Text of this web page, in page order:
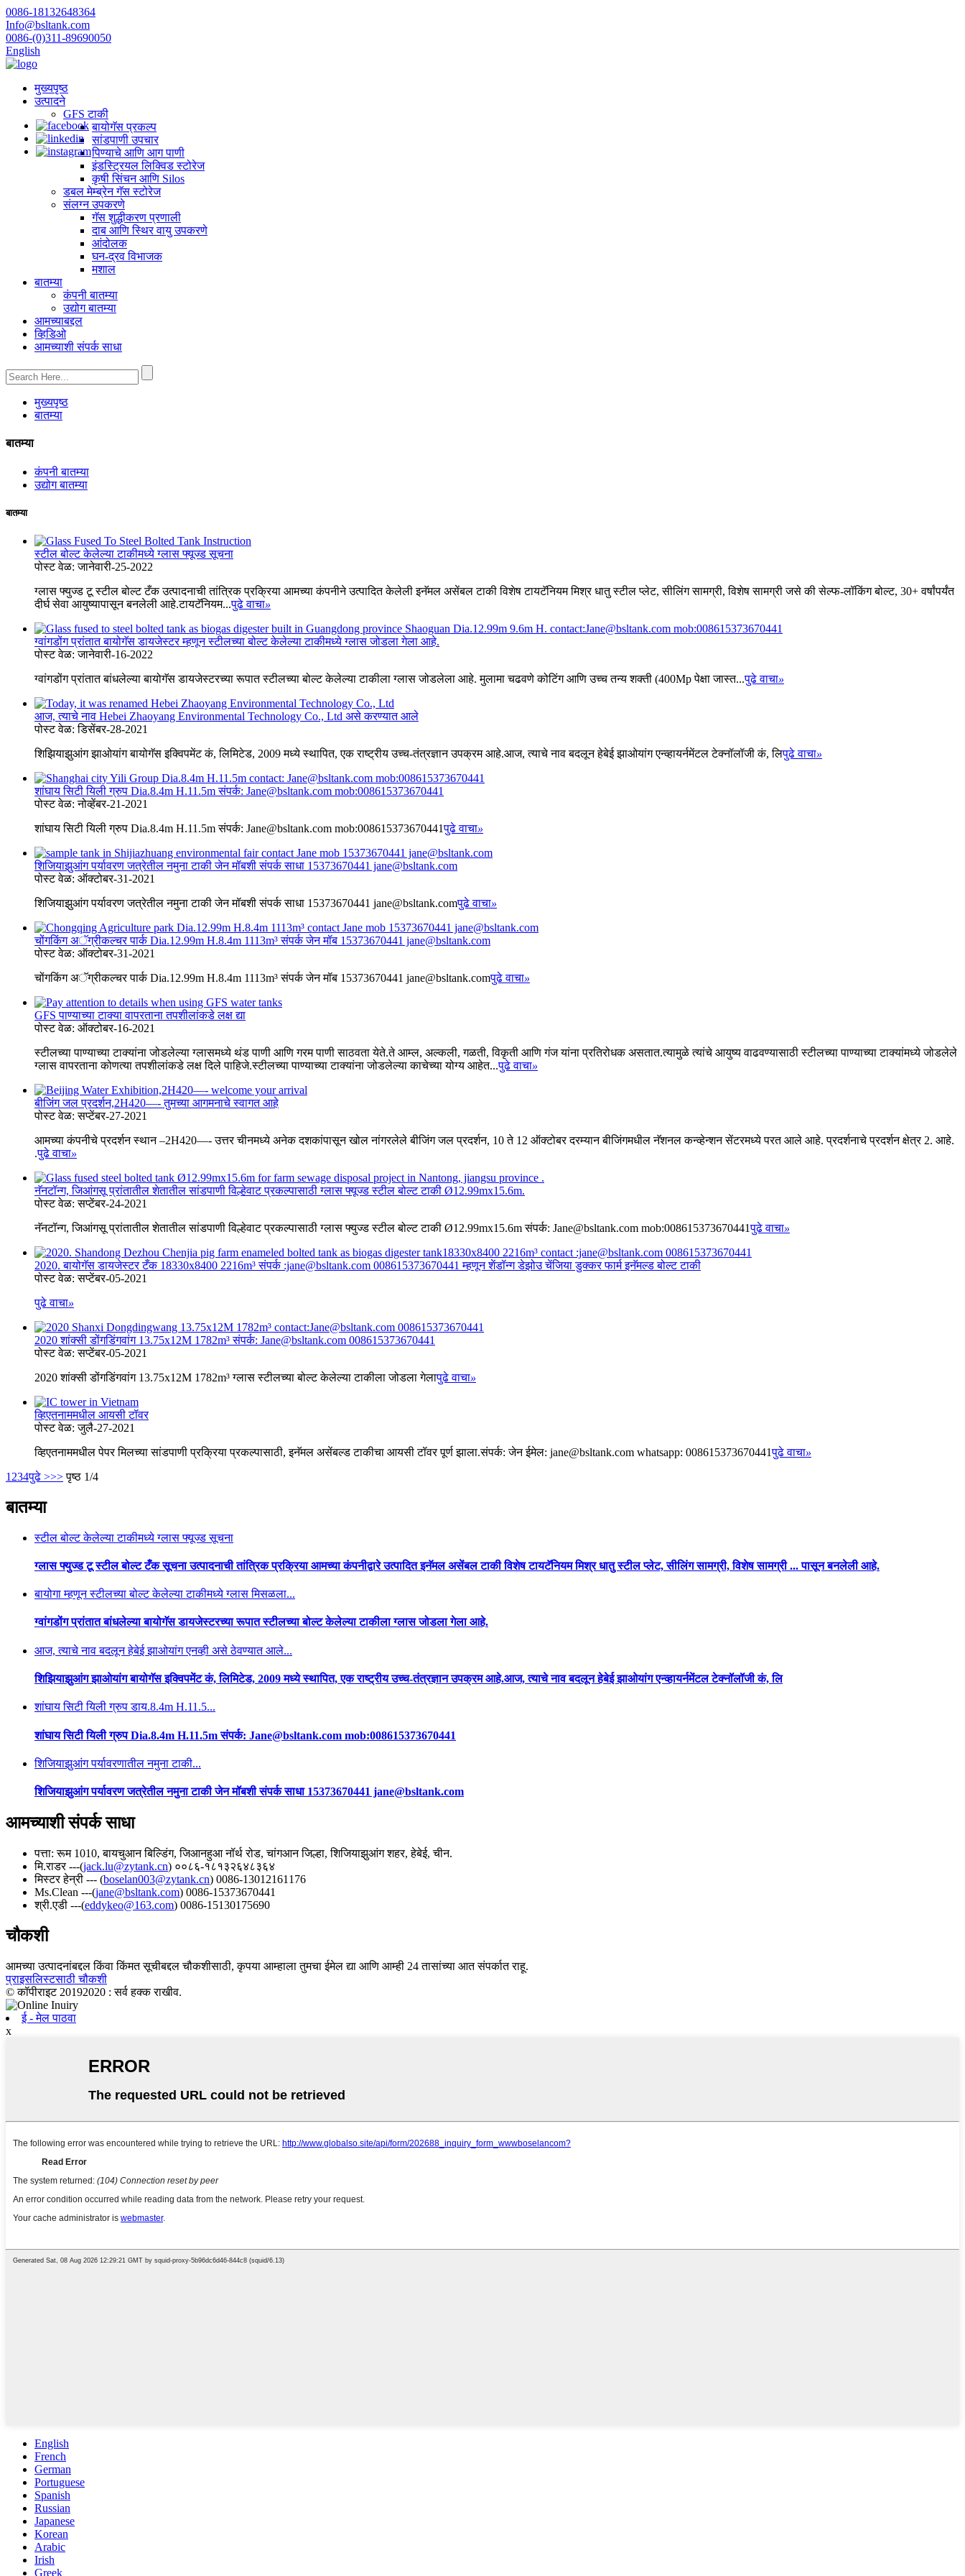
0086-18132648364
Info@bsltank.com
0086-(0)311-89690050
English
मुख्यपृष्ठ
उत्पादने
GFS टाकी
बायोगॅस प्रकल्प
सांडपाणी उपचार
पिण्याचे आणि आग पाणी
इंडस्ट्रियल लिक्विड स्टोरेज
कृषी सिंचन आणि Silos
डबल मेम्ब्रेन गॅस स्टोरेज
संलग्न उपकरणे
गॅस शुद्धीकरण प्रणाली
दाब आणि स्थिर वायु उपकरणे
आंदोलक
घन-द्रव विभाजक
मशाल
बातम्या
कंपनी बातम्या
उद्योग बातम्या
आमच्याबद्दल
व्हिडिओ
आमच्याशी संपर्क साधा
मुख्यपृष्ठ
बातम्या
बातम्या
कंपनी बातम्या
उद्योग बातम्या
बातम्या
स्टील बोल्ट केलेल्या टाकीमध्ये ग्लास फ्यूज्ड सूचना
पोस्ट वेळ: जानेवारी-25-2022
ग्लास फ्युज्ड टू स्टील बोल्ट टँक उत्पादनाची तांत्रिक प्रक्रिया आमच्या कंपनीने उत्पादित केलेली इनॅमल असेंबल टाकी विशेष टायटॅनियम मिश्र धातु स्टील प्लेट, सीलिंग सामग्री, विशेष सामग्री जसे की सेल्फ-लॉकिंग बोल्ट, 30+ वर्षांपर्यंत
दीर्घ सेवा आयुष्यापासून बनलेली आहे.टायटॅनियम...पुढे वाचा»
ग्वांगडोंग प्रांतात बायोगॅस डायजेस्टर म्हणून स्टीलच्या बोल्ट केलेल्या टाकीमध्ये ग्लास जोडला गेला आहे.
पोस्ट वेळ: जानेवारी-16-2022
ग्वांगडोंग प्रांतात बांधलेल्या बायोगॅस डायजेस्टरच्या रूपात स्टीलच्या बोल्ट केलेल्या टाकीला ग्लास जोडलेला आहे. मुलामा चढवणे कोटिंग आणि उच्च तन्य शक्ती (400Mp पेक्षा जास्त...पुढे वाचा»
आज, त्याचे नाव Hebei Zhaoyang Environmental Technology Co., Ltd असे करण्यात आले
पोस्ट वेळ: डिसेंबर-28-2021
शिझियाझुआंग झाओयांग बायोगॅस इक्विपमेंट कं, लिमिटेड, 2009 मध्ये स्थापित, एक राष्ट्रीय उच्च-तंत्रज्ञान उपक्रम आहे.आज, त्याचे नाव बदलून हेबेई झाओयांग एन्व्हायर्नमेंटल टेक्नॉलॉजी कं, लिपुढे वाचा»
शांघाय सिटी यिली ग्रुप Dia.8.4m H.11.5m संपर्क: Jane@bsltank.com mob:008615373670441
पोस्ट वेळ: नोव्हेंबर-21-2021
शांघाय सिटी यिली ग्रुप Dia.8.4m H.11.5m संपर्क: Jane@bsltank.com mob:008615373670441पुढे वाचा»
शिजियाझुआंग पर्यावरण जत्रेतील नमुना टाकी जेन मॉबशी संपर्क साधा 15373670441 jane@bsltank.com
पोस्ट वेळ: ऑक्टोबर-31-2021
शिजियाझुआंग पर्यावरण जत्रेतील नमुना टाकी जेन मॉबशी संपर्क साधा 15373670441 jane@bsltank.comपुढे वाचा»
चोंगकिंग अॅग्रीकल्चर पार्क Dia.12.99m H.8.4m 1113m³ संपर्क जेन मॉब 15373670441 jane@bsltank.com
पोस्ट वेळ: ऑक्टोबर-31-2021
चोंगकिंग अॅग्रीकल्चर पार्क Dia.12.99m H.8.4m 1113m³ संपर्क जेन मॉब 15373670441 jane@bsltank.comपुढे वाचा»
GFS पाण्याच्या टाक्या वापरताना तपशीलांकडे लक्ष द्या
पोस्ट वेळ: ऑक्टोबर-16-2021
स्टीलच्या पाण्याच्या टाक्यांना जोडलेल्या ग्लासमध्ये थंड पाणी आणि गरम पाणी साठवता येते.ते आम्ल, अल्कली, गळती, विकृती आणि गंज यांना प्रतिरोधक असतात.त्यामुळे त्यांचे आयुष्य वाढवण्यासाठी स्टीलच्या पाण्याच्या टाक्यांमध्ये जोडलेले
ग्लास वापरताना कोणत्या तपशीलांकडे लक्ष दिले पाहिजे.स्टीलच्या पाण्याच्या टाक्यांना जोडलेल्या काचेच्या योग्य आहेत...पुढे वाचा»
बीजिंग जल प्रदर्शन,2H420—- तुमच्या आगमनाचे स्वागत आहे
पोस्ट वेळ: सप्टेंबर-27-2021
आमच्या कंपनीचे प्रदर्शन स्थान –2H420—- उत्तर चीनमध्ये अनेक दशकांपासून खोल नांगरलेले बीजिंग जल प्रदर्शन, 10 ते 12 ऑक्टोबर दरम्यान बीजिंगमधील नॅशनल कन्व्हेन्शन सेंटरमध्ये परत आले आहे. प्रदर्शनाचे प्रदर्शन क्षेत्र 2. आहे.
.पुढे वाचा»
नॅनटॉन्ग, जिआंगसू प्रांतातील शेतातील सांडपाणी विल्हेवाट प्रकल्पासाठी ग्लास फ्यूज्ड स्टील बोल्ट टाकी Ø12.99mx15.6m.
पोस्ट वेळ: सप्टेंबर-24-2021
नॅनटॉन्ग, जिआंगसू प्रांतातील शेतातील सांडपाणी विल्हेवाट प्रकल्पासाठी ग्लास फ्युज्ड स्टील बोल्ट टाकी Ø12.99mx15.6m संपर्क: Jane@bsltank.com mob:008615373670441पुढे वाचा»
2020. बायोगॅस डायजेस्टर टँक 18330x8400 2216m³ संपर्क :jane@bsltank.com 008615373670441 म्हणून शेंडॉन्ग डेझोउ चेंजिया डुक्कर फार्म इनॅमल्ड बोल्ट टाकी
पोस्ट वेळ: सप्टेंबर-05-2021
पुढे वाचा»
2020 शांक्सी डोंगडिंगवांग 13.75x12M 1782m³ संपर्क: Jane@bsltank.com 008615373670441
पोस्ट वेळ: सप्टेंबर-05-2021
2020 शांक्सी डोंगडिंगवांग 13.75x12M 1782m³ ग्लास स्टीलच्या बोल्ट केलेल्या टाकीला जोडला गेलापुढे वाचा»
व्हिएतनाममधील आयसी टॉवर
पोस्ट वेळ: जुलै-27-2021
व्हिएतनाममधील पेपर मिलच्या सांडपाणी प्रक्रिया प्रकल्पासाठी, इनॅमल असेंबल्ड टाकीचा आयसी टॉवर पूर्ण झाला.संपर्क: जेन ईमेल: jane@bsltank.com whatsapp: 008615373670441पुढे वाचा»
1 234पुढे >>> पृष्ठ 1/4
बातम्या
स्टील बोल्ट केलेल्या टाकीमध्ये ग्लास फ्यूज्ड सूचना
ग्लास फ्युज्ड टू स्टील बोल्ट टँक सूचना उत्पादनाची तांत्रिक प्रक्रिया आमच्या कंपनीद्वारे उत्पादित इनॅमल असेंबल टाकी विशेष टायटॅनियम मिश्र धातु स्टील प्लेट, सीलिंग सामग्री, विशेष सामग्री ... पासून बनलेली आहे.
बायोगा म्हणून स्टीलच्या बोल्ट केलेल्या टाकीमध्ये ग्लास मिसळला...
ग्वांगडोंग प्रांतात बांधलेल्या बायोगॅस डायजेस्टरच्या रूपात स्टीलच्या बोल्ट केलेल्या टाकीला ग्लास जोडला गेला आहे.
आज, त्याचे नाव बदलून हेबेई झाओयांग एनव्ही असे ठेवण्यात आले...
शिझियाझुआंग झाओयांग बायोगॅस इक्विपमेंट कं, लिमिटेड, 2009 मध्ये स्थापित, एक राष्ट्रीय उच्च-तंत्रज्ञान उपक्रम आहे.आज, त्याचे नाव बदलून हेबेई झाओयांग एन्व्हायर्नमेंटल टेक्नॉलॉजी कं, लि
शांघाय सिटी यिली ग्रुप डाय.8.4m H.11.5...
शांघाय सिटी यिली ग्रुप Dia.8.4m H.11.5m संपर्क: Jane@bsltank.com mob:008615373670441
शिजियाझुआंग पर्यावरणातील नमुना टाकी...
शिजियाझुआंग पर्यावरण जत्रेतील नमुना टाकी जेन मॉबशी संपर्क साधा 15373670441 jane@bsltank.com
आमच्याशी संपर्क साधा
पत्ता: रूम 1010, बायचुआन बिल्डिंग, जिआनहुआ नॉर्थ रोड, चांगआन जिल्हा, शिजियाझुआंग शहर, हेबेई, चीन.
मि.राडर ---(jack.lu@zytank.cn) ००८६-१८१३२६४८३६४
मिस्टर हेन्री --- (boselan003@zytank.cn) 0086-13012161176
Ms.Clean ---(jane@bsltank.com) 0086-15373670441
श्री.एडी ---(eddykeo@163.com) 0086-15130175690
चौकशी
आमच्या उत्पादनांबद्दल किंवा किंमत सूचीबद्दल चौकशीसाठी, कृपया आम्हाला तुमचा ईमेल द्या आणि आम्ही 24 तासांच्या आत संपर्कात राहू.
प्राइसलिस्टसाठी चौकशी
© कॉपीराइट 20192020 : सर्व हक्क राखीव.
ई - मेल पाठवा
x
English
French
German
Portuguese
Spanish
Russian
Japanese
Korean
Arabic
Irish
Greek